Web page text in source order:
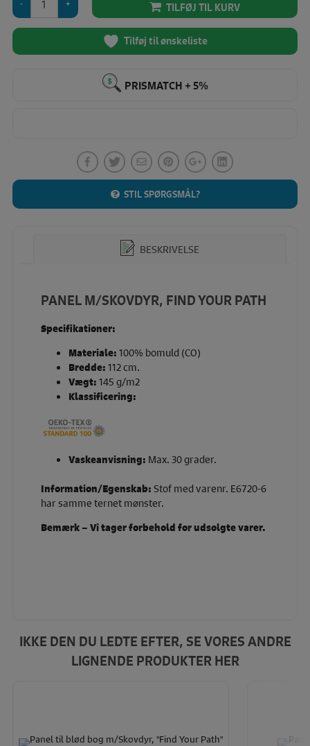
M/Skovdyr,
"Find
Path"
TILFØJ TIL KURV
Tilføj til ønskeliste
PRISMATCH + 5%
STIL SPØRGSMÅL?
BESKRIVELSE
PANEL M/SKOVDYR, FIND YOUR PATH
Specifikationer:
Materiale: 100% bomuld (CO)
Bredde: 112 cm.
Vægt: 145 g/m2
Klassificering:
Vaskeanvisning: Max. 30 grader.
Information/Egenskab: Stof med varenr. E6720-6
har samme ternet mønster.
Bemærk – Vi tager forbehold for udsolgte varer.
IKKE DEN DU LEDTE EFTER, SE VORES ANDRE
LIGNENDE PRODUKTER HER